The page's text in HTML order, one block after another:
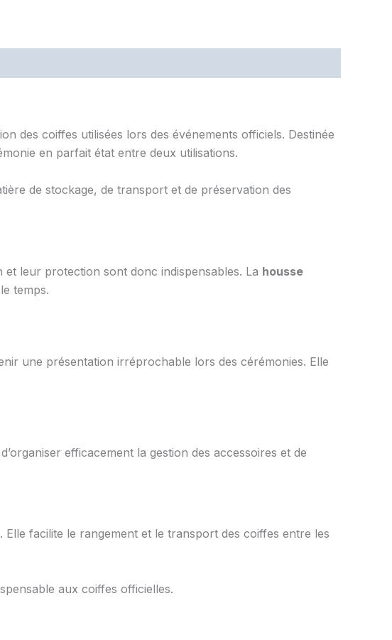
des coiffes utilisées lors des événements officiels. Destinée
en parfait état entre deux utilisations.
de stockage, de transport et de préservation des
leur protection sont donc indispensables. La housse
temps.
une présentation irréprochable lors des cérémonies. Elle
efficacement la gestion des accessoires et de
facilite le rangement et le transport des coiffes entre les
aux coiffes officielles.